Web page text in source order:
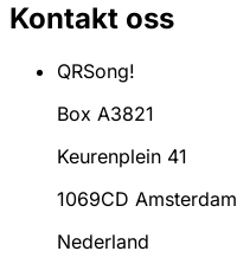
Kontakt oss
QRSong!
Box A3821
Keurenplein 41
1069CD Amsterdam
Nederland